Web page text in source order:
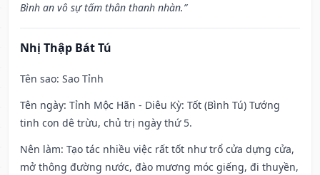
Bình an vô sự tấm thân thanh nhàn.”
Nhị Thập Bát Tú
Tên sao: Sao Tỉnh
Tên ngày: Tỉnh Mộc Hãn - Diêu Kỳ: Tốt (Bình Tú) Tướng
tinh con dê trừu, chủ trị ngày thứ 5.
Nên làm: Tạo tác nhiều việc rất tốt như trổ cửa dựng cửa,
mở thông đường nước, đào mương móc giếng, đi thuyền,